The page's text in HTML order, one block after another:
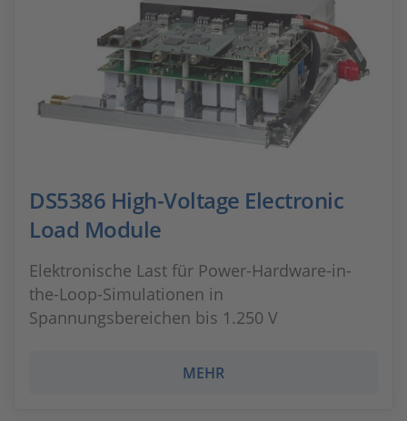
DS5386 High-Voltage Electronic
Load Module
Elektronische Last für Power-Hardware-in-
the-Loop-Simulationen in
Spannungsbereichen bis 1.250 V
MEHR